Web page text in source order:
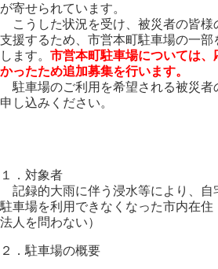
が寄せられています。
こうした状況を受け、被災者の皆様
支援するため、市営本町駐車場の一
します。 市営本町駐車場については
かったため追加募集を行います。
駐車場のご利用を希望される被災者
申し込みください。
１．対象者
記録的大雨に伴う浸水等により、自
駐車場を利用できなくなった市内在住
法人を問わない）
２．駐車場の概要